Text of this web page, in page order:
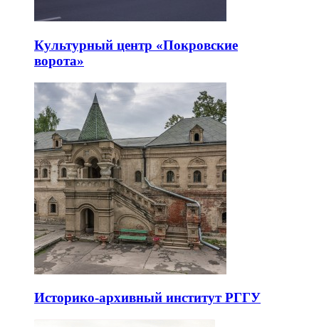
Культурный центр «Покровские
ворота»
Историко-архивный институт РГГУ